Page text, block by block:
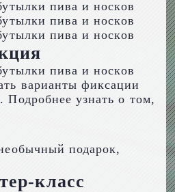
варианты фиксации
Подробнее узнать о том,
подарок,
класс